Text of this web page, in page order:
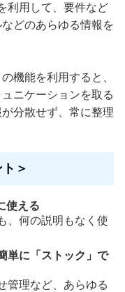
利用して、要件など
どのあらゆる情報を
機能を利用すると、
ニケーションを取る
分散せず、常に整理
＞
使える
、何の説明もなく使
単に「ストック」で
管理など、あらゆる